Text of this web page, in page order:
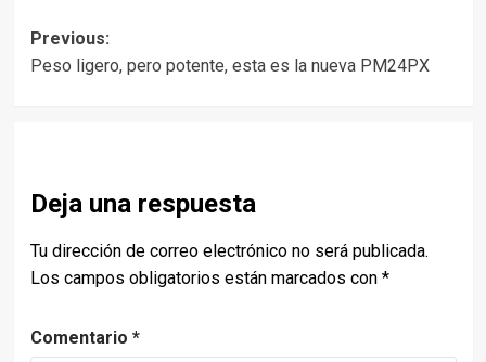
Post
navigation
Previous:
Peso ligero, pero potente, esta es la nueva PM24PX
Deja una respuesta
Tu dirección de correo electrónico no será publicada.
Los campos obligatorios están marcados con *
Comentario *